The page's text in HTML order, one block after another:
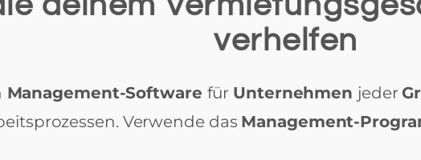
verhelfen
Management-Software für Unternehmen jeder
Verwende das Management-